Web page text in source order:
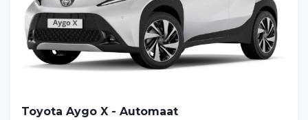
Toyota Aygo X - Automaat